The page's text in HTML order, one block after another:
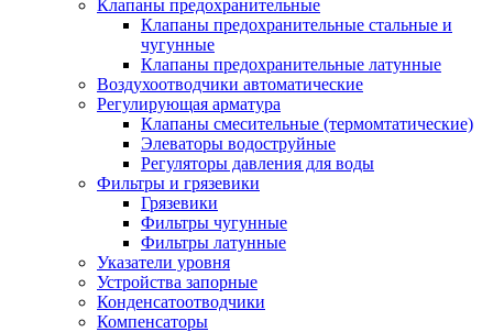
Клапаны предохранительные
Клапаны предохранительные стальные и
чугунные
Клапаны предохранительные латунные
Воздухоотводчики автоматические
Регулирующая арматура
Клапаны смесительные (термомтатические)
Элеваторы водоструйные
Регуляторы давления для воды
Фильтры и грязевики
Грязевики
Фильтры чугунные
Фильтры латунные
Указатели уровня
Устройства запорные
Конденсатоотводчики
Компенсаторы